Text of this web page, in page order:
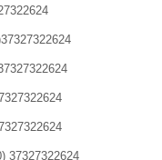
37327322624